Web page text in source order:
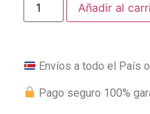
Añadir al
Envíos a todo el País
Pago seguro 100%